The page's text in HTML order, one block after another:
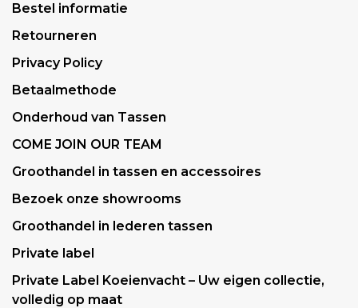
Bestel informatie
Retourneren
Privacy Policy
Betaalmethode
Onderhoud van Tassen
COME JOIN OUR TEAM
Groothandel in tassen en accessoires
Bezoek onze showrooms
Groothandel in lederen tassen
Private label
Private Label Koeienvacht – Uw eigen collectie,
volledig op maat